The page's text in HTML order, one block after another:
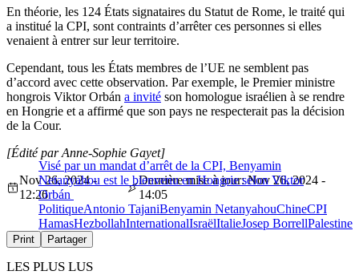
En théorie, les 124 États signataires du Statut de Rome, le traité qui
a institué la CPI, sont contraints d’arrêter ces personnes si elles
venaient à entrer sur leur territoire.
Cependant, tous les États membres de l’UE ne semblent pas
d’accord avec cette observation. Par exemple, le Premier ministre
hongrois Viktor Orbán a invité son homologue israélien à se rendre
en Hongrie et a affirmé que son pays ne respecterait pas la décision
de la Cour.
Visé par un mandat d’arrêt de la CPI, Benyamin
Netanyahou est le bienvenu en Hongrie selon Viktor
Orbán
[Édité par Anne-Sophie Gayet]
Nov 26, 2024 -
12:26
Dernière mise à jour: Nov 26, 2024 -
14:05
PolitiqueAntonio TajaniBenyamin NetanyahouChineCPI
HamasHezbollahInternationalIsraëlItalieJosep BorrellPalestine
Print Partager
LES PLUS LUS